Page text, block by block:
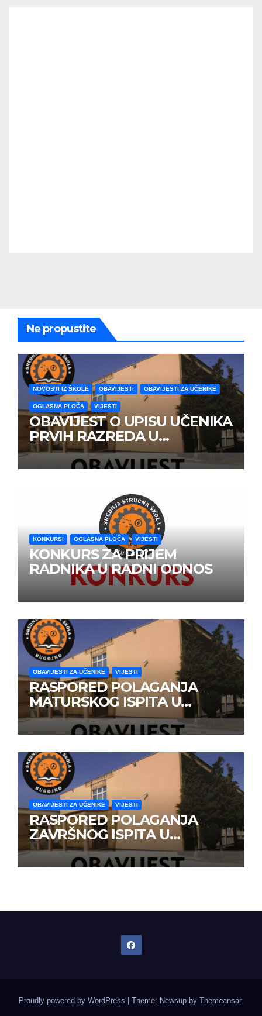
Ne propustite
NOVOSTI IZ ŠKOLE OBAVIJESTI OBAVIJESTI ZA UČENIKE
OGLASNA PLOČA VIJESTI
OBAVIJEST O UPISU UČENIKA
PRVIH RAZREDA U
ŠKOLSKOJ 2026/2027
GODINE
KONKURSI OGLASNA PLOČA VIJESTI
KONKURS ZA PRIJEM
RADNIKA U RADNI ODNOS
OBAVIJESTI ZA UČENIKE VIJESTI
RASPORED POLAGANJA
MATURSKOG ISPITA U
JUNSKOM ISPITNOM ROKU
OBAVIJESTI ZA UČENIKE VIJESTI
RASPORED POLAGANJA
ZAVRŠNOG ISPITA U
JUNSKOM ISPITNOM ROKU
Proudly powered by WordPress Theme: Newsup by Themeansar.